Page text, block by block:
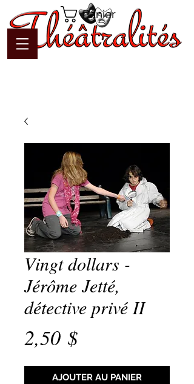
Panier
Vingt dollars -
Jérôme Jetté,
détective privé II
2,50 $Prix
AJOUTER AU PANIER